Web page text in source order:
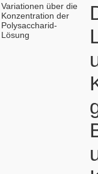
Variationen über die
Konzentration der
Polysaccharid-
Lösung